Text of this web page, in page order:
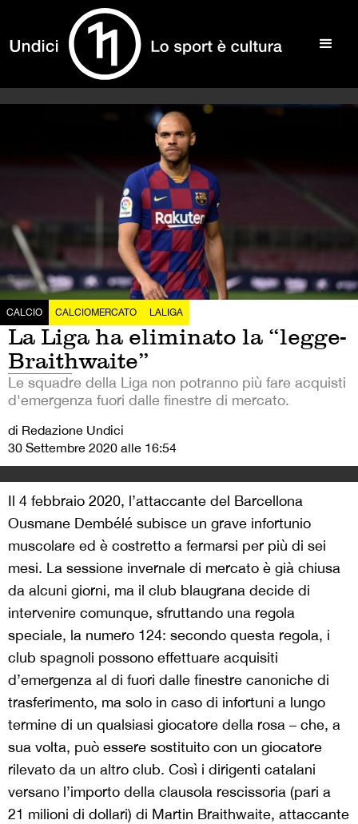
CALCIO CALCIOMERCATO LALIGA
La Liga ha eliminato la “legge-
Braithwaite”
Le squadre della Liga non potranno più fare acquisti
d'emergenza fuori dalle finestre di mercato.
di Redazione Undici
30 Settembre 2020 alle 16:54
Il 4 febbraio 2020, l’attaccante del Barcellona
Ousmane Dembélé subisce un grave infortunio
muscolare ed è costretto a fermarsi per più di sei
mesi. La sessione invernale di mercato è già chiusa
da alcuni giorni, ma il club blaugrana decide di
intervenire comunque, sfruttando una regola
speciale, la numero 124: secondo questa regola, i
club spagnoli possono effettuare acquisiti
d’emergenza al di fuori dalle finestre canoniche di
trasferimento, ma solo in caso di infortuni a lungo
termine di un qualsiasi giocatore della rosa – che, a
sua volta, può essere sostituito con un giocatore
rilevato da un altro club. Così i dirigenti catalani
versano l’importo della clausola rescissoria (pari a
21 milioni di dollari) di Martin Braithwaite, attaccante